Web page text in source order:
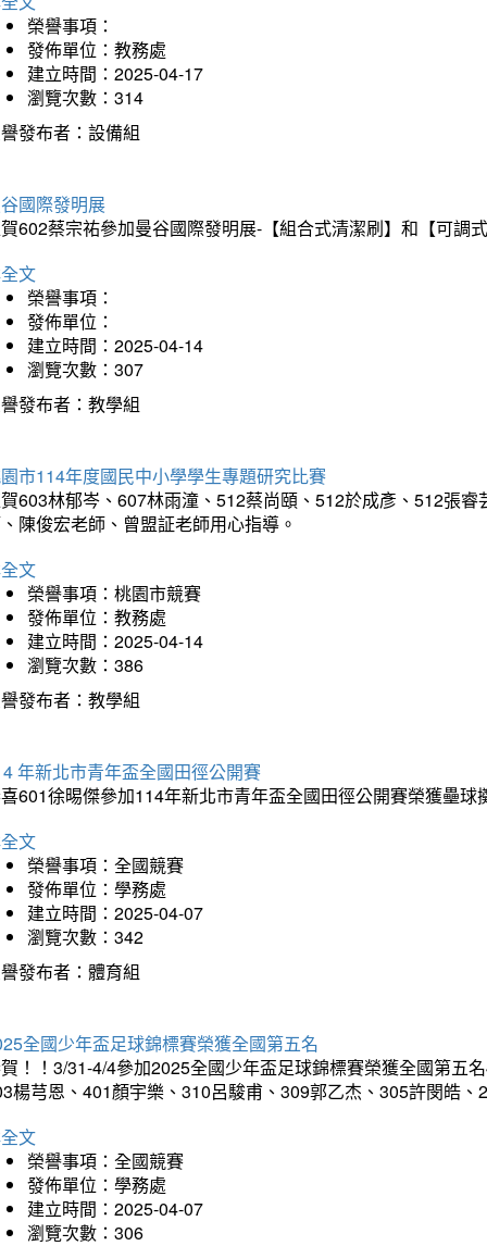
榮譽事項：
發佈單位：教務處
建立時間：2025-04-17
瀏覽次數：314
發布者：設備組
國際發明展
602蔡宗祐參加曼谷國際發明展-【組合式清潔刷】和【可調
文
榮譽事項：
發佈單位：
建立時間：2025-04-14
瀏覽次數：307
發布者：教學組
市114年度國民中小學學生專題研究比賽
603林郁岑、607林雨潼、512蔡尚頤、512於成彥、512張
陳俊宏老師、曾盟証老師用心指導。
文
榮譽事項：桃園市競賽
發佈單位：教務處
建立時間：2025-04-14
瀏覽次數：386
發布者：教學組
年新北市青年盃全國田徑公開賽
601徐晹傑參加114年新北市青年盃全國田徑公開賽榮獲壘
文
榮譽事項：全國競賽
發佈單位：學務處
建立時間：2025-04-07
瀏覽次數：342
發布者：體育組
全國少年盃足球錦標賽榮獲全國第五名
！！3/31-4/4參加2025全國少年盃足球錦標賽榮獲全國第五
楊芎恩、401顏宇樂、310呂駿甫、309郭乙杰、305許閔皓
文
榮譽事項：全國競賽
發佈單位：學務處
建立時間：2025-04-07
瀏覽次數：306